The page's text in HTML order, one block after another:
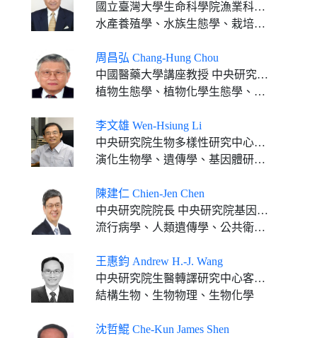
國立臺灣大學生命科學院漁業科學研究所特聘研究講座 國立臺灣海洋大學終身特聘教授暨國立屏東科技大學講座教授 國立中興大學水產生物學講座教授
水產養殖學、水族生態學、栽培漁業學、水產養殖管理學
周昌弘 Chang-Hung Chou
中國醫藥大學講座教授 中央研究院通信研究員 臺灣大學特聘講座 中山大學講座教授 中興大學講座教授 成功大學客座特聘講座 屏東科技大學終身講座教授
植物生態學、植物化學生態學、分子生態學
李文雄 Wen-Hsiung Li
中央研究院生物多樣性研究中心特聘研究員
演化生物學、遺傳學、基因體研究、生物資訊
陳建仁 Chien-Jen Chen
中央研究院院長 中央研究院基因體研究中心特聘研究員
流行病學、人類遺傳學、公共衛生、預防醫學
王惠鈞 Andrew H.-J. Wang
中央研究院生醫轉譯研究中心客座講座 中央研究院生物化學研究所訪問學者 國際生物化學與分子生物學聯盟卸任會長 台北醫學大學醫學科技學院專任講座教授
結構生物、生物物理、生物化學
沈哲鯤 Che-Kun James Shen